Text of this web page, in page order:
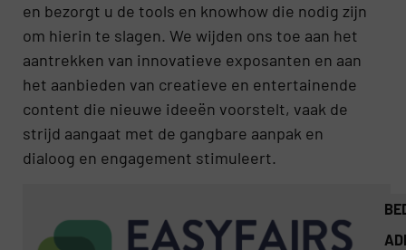
en bezorgt u de tools en knowhow die nodig zijn
om hierin te slagen. We wijden ons toe aan het
aantrekken van innovatieve exposanten en aan
het aanbieden van creatieve en entertainende
content die nieuwe ideeën voorstelt, vaak de
strijd aangaat met de gangbare aanpak en
dialoog en engagement stimuleert.